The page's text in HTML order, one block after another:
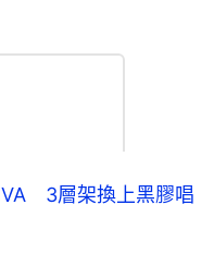
3層架換上黑膠唱